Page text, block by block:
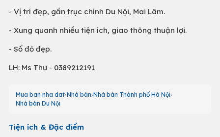
- Vị trí đẹp, gần trục chính Du Nội, Mai Lâm.
- Xung quanh nhiều tiện ích, giao thông thuận lợi.
- Sổ đỏ đẹp.
LH: Ms Thư - 0389212191
Mua ban nha dat Nhà bán Nhà bán Thành phố Hà Nội
Nhà bán Du Nội
Tiện ích & Đặc điểm